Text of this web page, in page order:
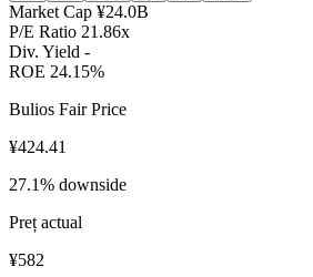
Market Cap ¥24.0B
P/E Ratio 21.86x
Div. Yield -
ROE 24.15%
Bulios Fair Price
¥424.41
27.1% downside
Preț actual
¥582